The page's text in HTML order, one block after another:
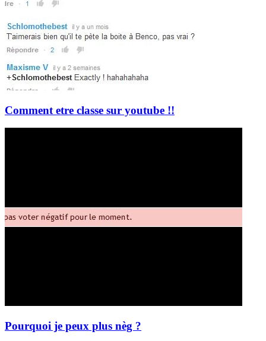
Comment etre classe sur youtube !!
Pourquoi je peux plus nèg ?